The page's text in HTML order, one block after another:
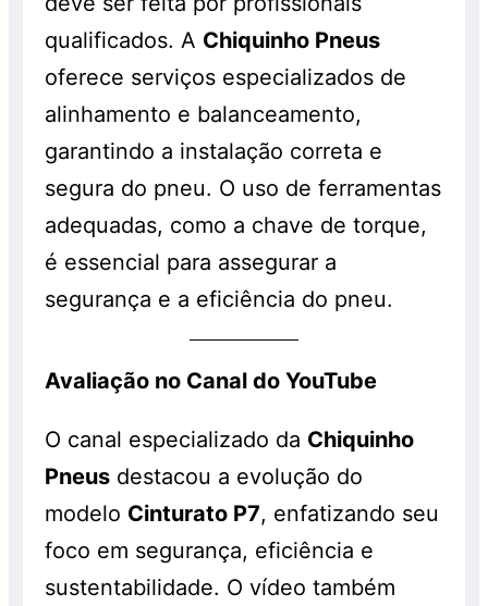
qualificados. A Chiquinho Pneus
oferece serviços especializados de
alinhamento e balanceamento,
garantindo a instalação correta e
segura do pneu. O uso de ferramentas
adequadas, como a chave de torque,
é essencial para assegurar a
segurança e a eficiência do pneu.
Avaliação no Canal do YouTube
O canal especializado da Chiquinho
Pneus destacou a evolução do
modelo Cinturato P7, enfatizando seu
foco em segurança, eficiência e
sustentabilidade. O vídeo também